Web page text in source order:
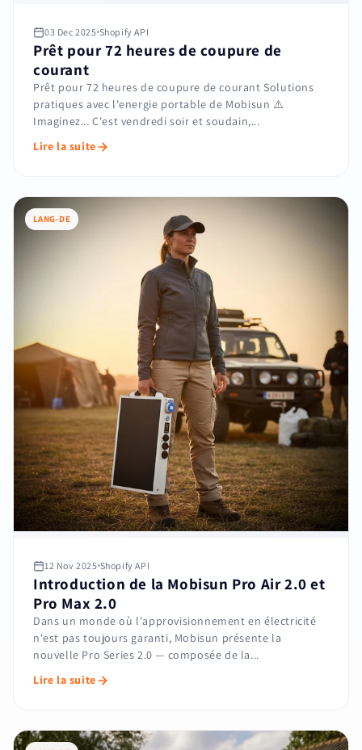
03 Dec 2025 Shopify API
Prêt pour 72 heures de coupure de
courant
Prêt pour 72 heures de coupure de courant Solutions
pratiques avec l'energie portable de Mobisun ⚠️
Imaginez... C'est vendredi soir et soudain,...
Lire la suite
LANG-DE
12 Nov 2025 Shopify API
Introduction de la Mobisun Pro Air 2.0 et
Pro Max 2.0
Dans un monde où l'approvisionnement en électricité
n'est pas toujours garanti, Mobisun présente la
nouvelle Pro Series 2.0 — composée de la...
Lire la suite